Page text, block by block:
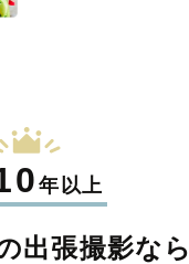
年以上
出張撮影なら